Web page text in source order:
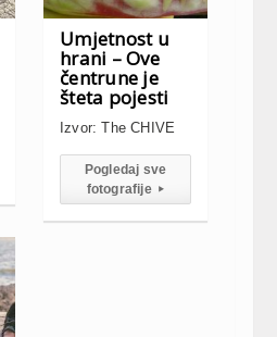
Umjetnost u
hrani – Ove
čentrune je
šteta pojesti
Izvor: The CHIVE
Pogledaj sve
fotografije▸